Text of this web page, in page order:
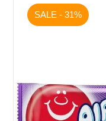
SALE - 31%